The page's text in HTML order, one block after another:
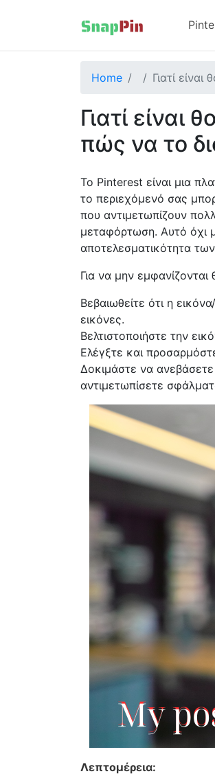
Home Γιατί
Γιατί
πώς να το
Το Pinterest είναι μια
το περιεχόμενό σας
που αντιμετωπίζουν
μεταφόρτωση. Αυτό όχι
αποτελεσματικότητα
Για να μην
Βεβαιωθείτε ότι η
εικόνες.
Βελτιστοποιήστε την
Ελέγξτε και
Δοκιμάστε να
αντιμετωπίσετε
Λεπτομέρεια: